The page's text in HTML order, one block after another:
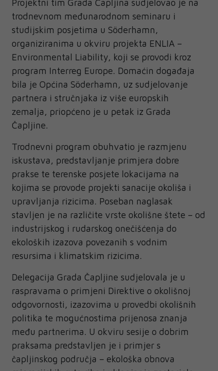
Projektni tim Grada Čapljina sudjelovao je na
trodnevnom međunarodnom seminaru i
studijskim posjetima u Söderhamn,
organiziranima u okviru projekta ENLIA –
Environmental Liability, koji se provodi kroz
program Interreg Europe. Domaćin događaja
bila je Općina Söderhamn, uz sudjelovanje
partnera i stručnjaka iz više europskih
zemalja, priopćeno je u petak iz Grada
Čapljine.
Trodnevni program obuhvatio je razmjenu
iskustava, predstavljanje primjera dobre
prakse te terenske posjete lokacijama na
kojima se provode projekti sanacije okoliša i
upravljanja rizicima. Poseban naglasak
stavljen je na različite vrste okolišne štete – od
industrijskog i rudarskog onečišćenja do
ekoloških izazova povezanih s vodnim
resursima i klimatskim rizicima.
Delegacija Grada Čapljine sudjelovala je u
raspravama o primjeni Direktive o okolišnoj
odgovornosti, izazovima u provedbi okolišnih
politika te mogućnostima prijenosa znanja
među partnerima. U okviru sesije o dobrim
praksama predstavljen je i primjer s
čapljinskog područja – ekološka obnova